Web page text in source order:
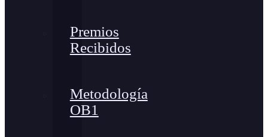
Premios
Recibidos
Metodología
OB1